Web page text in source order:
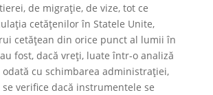
de migrație, de vize, tot ce
cetățenilor în Statele Unite,
cetățean din orice punct al lumii în
fost, dacă vreți, luate într-o analiză
cu schimbarea administrației,
verifice dacă instrumentele se